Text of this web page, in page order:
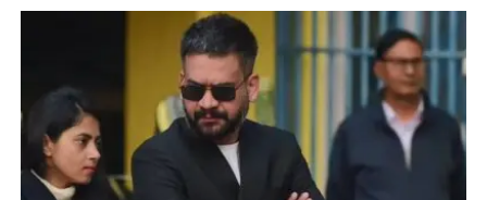
गयी।’’ उन्होंने बताया कि अधिक से अधिक ट्रेनें चलाने के निर्देश दिये गये हैं
और लगातार ट्रेनें चल भी रही हैं। करीब 10 हजार बसें भी चल रही है,
मजदूरों की सुरक्षित वापसी के लिये हरसंभव प्रयास किये जा रहे है उसके
बाद भी यह दुर्भाग्यपूर्ण घटना हो गयी जिसकी जांच के आदेश दे दिये गये हैं।
डीजीपी ने बताया कि दो पहिया, तीन पहिया और निजी वाहनों को किसी भी
हाल में न चलने देने को कहा गया है। ऐसे प्रयास किये जा रहे है कि प्रदेश
से मजदूर सुरक्षित निकले और ऐसी दुर्भाग्यपूर्ण घटनायें न हो। हम लोगों को